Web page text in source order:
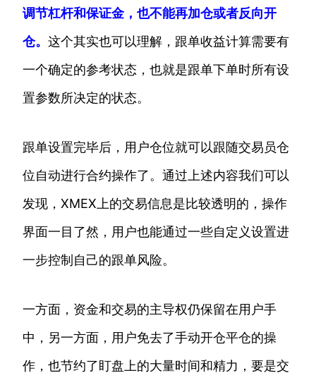
调节杠杆和保证金，也不能再加仓或者反向开
仓。 这个其实也可以理解，跟单收益计算需要有
一个确定的参考状态，也就是跟单下单时所有设
置参数所决定的状态。
跟单设置完毕后，用户仓位就可以跟随交易员仓
位自动进行合约操作了。通过上述内容我们可以
发现，XMEX上的交易信息是比较透明的，操作
界面一目了然，用户也能通过一些自定义设置进
一步控制自己的跟单风险。
一方面，资金和交易的主导权仍保留在用户手
中，另一方面，用户免去了手动开仓平仓的操
作，也节约了盯盘上的大量时间和精力，要是交